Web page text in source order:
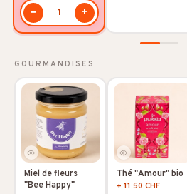
− 1 +
GOURMANDISES
Miel de fleurs
"Bee Happy"
Thé "Amour" bio
+ 11.50 CHF